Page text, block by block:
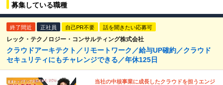
募集している職種
終了間近 正社員 自己PR不要 話を聞きたい応募可
レック・テクノロジー・コンサルティング株式会社
クラウドアーキテクト／リモートワーク／給与UP確約／クラウド
セキュリティにもチャレンジできる／年休125日
当社の中核事業に成長したクラウドを担うエンジ